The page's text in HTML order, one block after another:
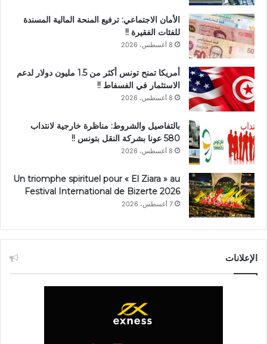
الأمان الاجتماعي: ترفيع المنحة المالية المسندة
للفئات الفقيرة !!
8 أغسطس، 2026
أمريكا تمنح تونس أكثر من 1.5 مليون دولار لدعم
الاستثمار في الفسفاط !!
8 أغسطس، 2026
بالتفاصيل والشروط: مناظرة خارجية لانتداب
580 عونا بشركة النقل بتونس !!
8 أغسطس، 2026
Un triomphe spirituel pour « El Ziara » au
Festival International de Bizerte 2026
7 أغسطس، 2026
الإعلانات